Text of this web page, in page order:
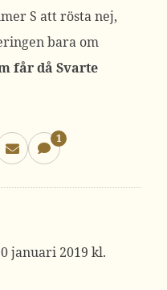
S att rösta nej,
bara om
får då Svarte
1
januari 2019 kl.